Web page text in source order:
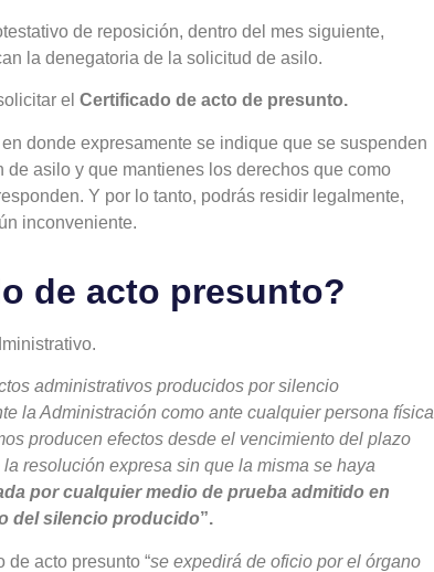
de reposición, dentro del mes siguiente,
la denegatoria de la solicitud de asilo.
el Certificado de acto de presunto.
donde expresamente se indique que se suspenden
asilo y que mantienes los derechos que como
Y por lo tanto, podrás residir legalmente,
inconveniente.
de acto presunto?
administrativos producidos por silencio
la Administración como ante cualquier persona física
producen efectos desde el vencimiento del plazo
resolución expresa sin que la misma se haya
por cualquier medio de prueba admitido en
del silencio producido”.
de acto presunto “se expedirá de oficio por el órgano